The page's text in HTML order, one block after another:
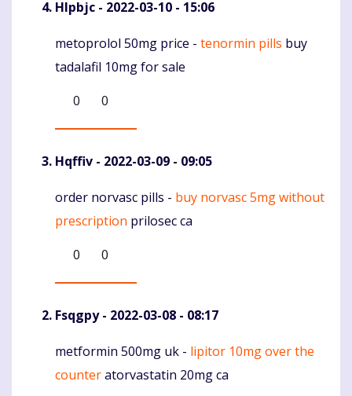
Hlpbjc - 2022-03-10 - 15:06
Komentaras
metoprolol 50mg price - tenormin pills buy
tadalafil 10mg for sale
0
0
Hqffiv - 2022-03-09 - 09:05
Komentaras
order norvasc pills - buy norvasc 5mg without
prescription prilosec ca
0
0
Fsqgpy- 2022-03-08 - 08:17
Komentaras
metformin 500mg uk - lipitor 10mg over the
counteratorvastatin 20mg ca